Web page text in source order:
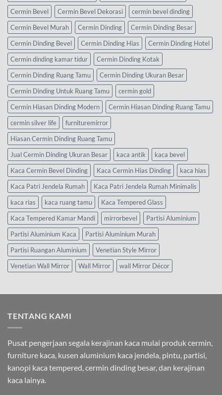
Cermin Bevel
Cermin Bevel Dekorasi
cermin bevel dinding
Cermin Bevel Murah
Cermin Dinding
Cermin Dinding Besar
Cermin Dinding Bevel
Cermin Dinding Hias
Cermin Dinding Hotel
Cermin dinding kamar tidur
Cermin Dinding Kotak
Cermin Dinding Ruang Tamu
Cermin Dinding Ukuran Besar
Cermin Dinding Untuk Ruang Tamu
cermin gold
Cermin Hiasan Dinding Modern
Cermin Hiasan Dinding Ruang Tamu
cermin silver life
furnituremirror
Hiasan Cermin Dinding Ruang Tamu
Jual Cermin Dinding Ukuran Besar
kaca antik
kaca bevel
Kaca Cermin Bevel Dinding
Kaca Cermin Hias Dinding
kaca hias
Kaca Patri Jendela Rumah
Kaca Patri Jendela Rumah Minimalis
kaca rias
kaca ruang tamu
Kaca Tempered Glass
Kaca Tempered Kamar Mandi
mirrorbevel
Partisi Aluminium
Partisi Aluminium Kaca
Partisi Aluminium Murah
Partisi Ruangan Aluminium
Venetian Style Mirror
Venetian Wall Mirror
Wall Mirror wall Mirror Décor
TENTANG KAMI
Pusat pengerjaan segala kerajinan kaca mulai produk cermin,
furniture kaca, kusen aluminium kaca jendela, pintu, partisi,
kanopi kaca tempered, cermin dinding besar, dan kerajinan
kaca lainya.